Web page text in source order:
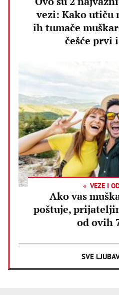
vezi: Kako utiču
ih tumače
češće prvi
VEZE I
Ako vas
poštuje,
od ovih
SVE